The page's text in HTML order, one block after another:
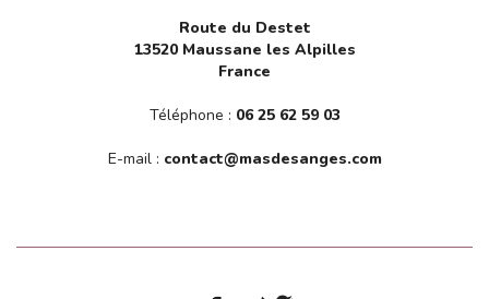
Route du Destet
13520 Maussane les Alpilles
France
Téléphone : 06 25 62 59 03
E-mail : contact@masdesanges.com